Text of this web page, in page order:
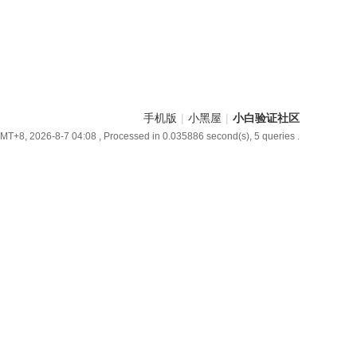
手机版 | 小黑屋 | 小白验证社区
2026-8-7 04:08 , Processed in 0.035886 second(s), 5 queries .